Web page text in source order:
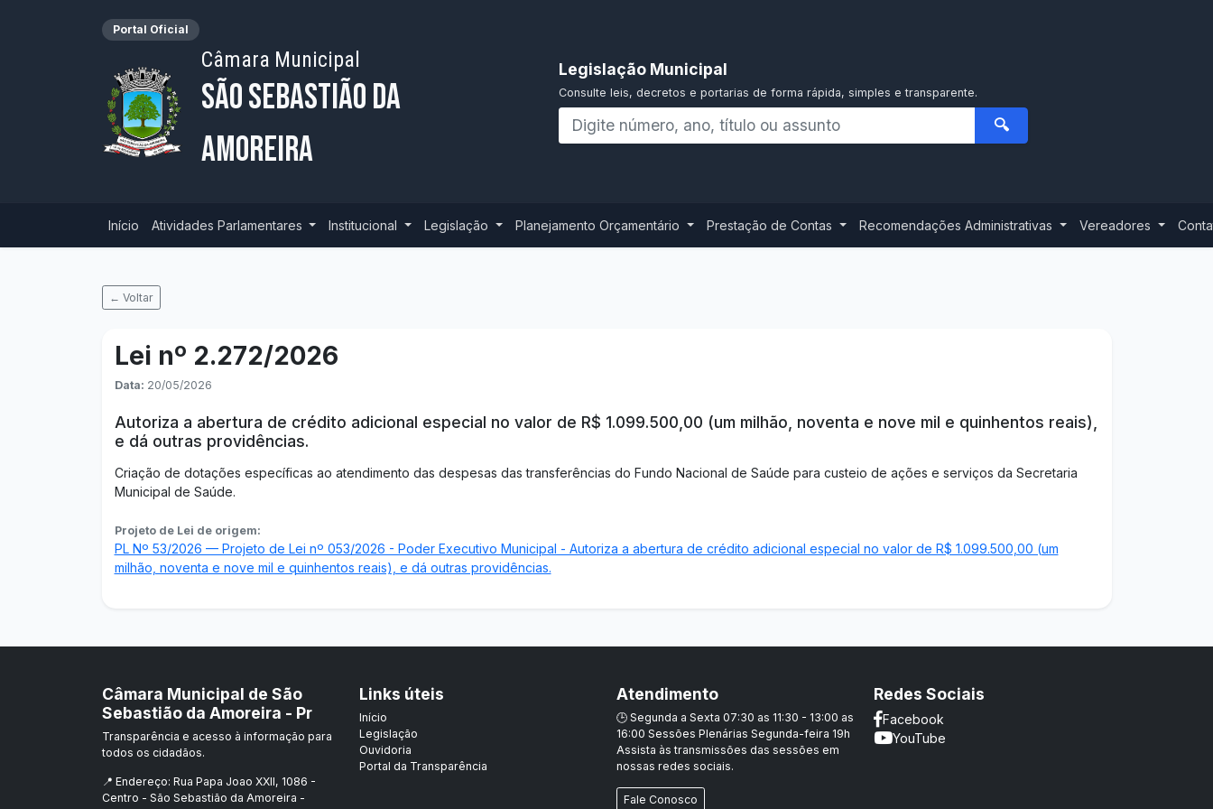
Portal Oficial
Câmara Municipal
São Sebastião da
Amoreira
Legislação Municipal
Consulte leis, decretos e portarias de forma rápida, simples e transparente.
🔍
Início Atividades Parlamentares Institucional Legislação Planejamento Orçamentário Prestação de Contas Recomendações Administrativas Vereadores
← Voltar
Lei nº 2.272/2026
Data: 20/05/2026
Autoriza a abertura de crédito adicional especial no valor de R$ 1.099.500,00 (um milhão, noventa e nove mil e quinhentos reais),
e dá outras providências.
Criação de dotações específicas ao atendimento das despesas das transferências do Fundo Nacional de Saúde para custeio de ações e serviços da Secretaria
Municipal de Saúde.
Projeto de Lei de origem:
PL Nº 53/2026 — Projeto de Lei nº 053/2026 - Poder Executivo Municipal - Autoriza a abertura de crédito adicional especial no valor de R$ 1.099.500,00 (um
milhão, noventa e nove mil e quinhentos reais), e dá outras providências.
Câmara Municipal de São
Sebastião da Amoreira - Pr
Transparência e acesso à informação para
todos os cidadãos.
📍 Endereço: Rua Papa Joao XXII, 1086 -
Centro - São Sebastião da Amoreira -
Links úteis
Início
Legislação
Ouvidoria
Portal da Transparência
Atendimento
🕒 Segunda a Sexta 07:30 as 11:30 - 13:00 as
16:00 Sessões Plenárias Segunda-feira 19h
Assista às transmissões das sessões em
nossas redes sociais.
Fale Conosco
Redes Sociais
Facebook
YouTube